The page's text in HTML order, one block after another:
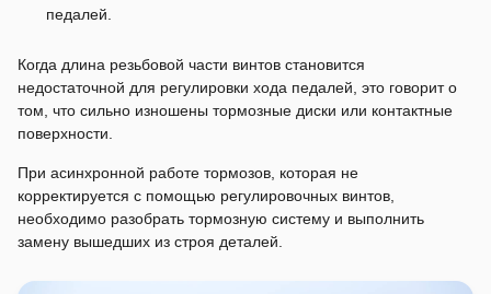
педалей.
Когда длина резьбовой части винтов становится
недостаточной для регулировки хода педалей, это говорит о
том, что сильно изношены тормозные диски или контактные
поверхности.
При асинхронной работе тормозов, которая не
корректируется с помощью регулировочных винтов,
необходимо разобрать тормозную систему и выполнить
замену вышедших из строя деталей.